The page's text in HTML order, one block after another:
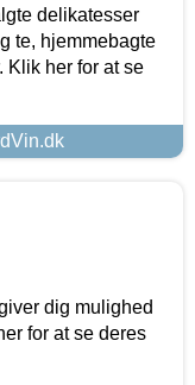
delikatesser
te, hjemmebagte
Klik her for at se
dig mulighed
for at se deres